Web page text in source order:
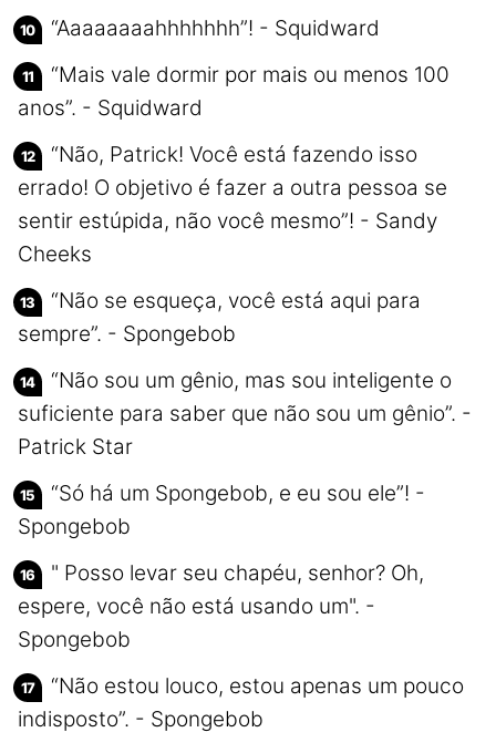
“Aaaaaaaahhhhhhh”! - Squidward
“Mais vale dormir por mais ou menos 100
anos”. - Squidward
“Não, Patrick! Você está fazendo isso
errado! O objetivo é fazer a outra pessoa se
sentir estúpida, não você mesmo”! - Sandy
Cheeks
“Não se esqueça, você está aqui para
sempre”. - Spongebob
“Não sou um gênio, mas sou inteligente o
suficiente para saber que não sou um gênio”. -
Patrick Star
“Só há um Spongebob, e eu sou ele”! -
Spongebob
" Posso levar seu chapéu, senhor? Oh,
espere, você não está usando um". -
Spongebob
“Não estou louco, estou apenas um pouco
indisposto”. - Spongebob